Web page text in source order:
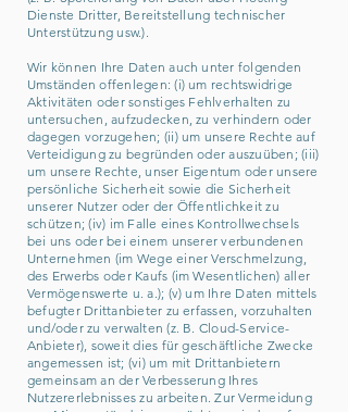
Dienste Dritter, Bereitstellung technischer
Unterstützung usw.).
Wir können Ihre Daten auch unter folgenden
Umständen offenlegen: (i) um rechtswidrige
Aktivitäten oder sonstiges Fehlverhalten zu
untersuchen, aufzudecken, zu verhindern oder
dagegen vorzugehen; (ii) um unsere Rechte auf
Verteidigung zu begründen oder auszuüben; (iii)
um unsere Rechte, unser Eigentum oder unsere
persönliche Sicherheit sowie die Sicherheit
unserer Nutzer oder der Öffentlichkeit zu
schützen; (iv) im Falle eines Kontrollwechsels
bei uns oder bei einem unserer verbundenen
Unternehmen (im Wege einer Verschmelzung,
des Erwerbs oder Kaufs (im Wesentlichen) aller
Vermögenswerte u. a.); (v) um Ihre Daten mittels
befugter Drittanbieter zu erfassen, vorzuhalten
und/oder zu verwalten (z. B. Cloud-Service-
Anbieter), soweit dies für geschäftliche Zwecke
angemessen ist; (vi) um mit Drittanbietern
gemeinsam an der Verbesserung Ihres
Nutzererlebnisses zu arbeiten. Zur Vermeidung